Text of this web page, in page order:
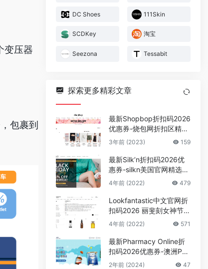
变压器
包裹到
DC Shoes 111Skin
SCDKey 淘宝
Seezona Tessabit
探索更多精彩文章
最新Shopbop折扣码2026
优惠券-烧包网折扣区精选
商品额外75折促销 直邮中
3年前 (2023) 159
最新Silk’n折扣码2026优
惠券-silkn美国官网精选脱
毛仪美容仪至75折促销
4年前 (2022) 479
Lookfantastic中文官网折
扣码2026 丽斐刻女神节精
选产品低至67折促销
4年前 (2022) 571
最新Pharmacy Online折
扣码2026优惠券-澳洲PO
中文官网全场满89澳减8
2年前 (2024) 47